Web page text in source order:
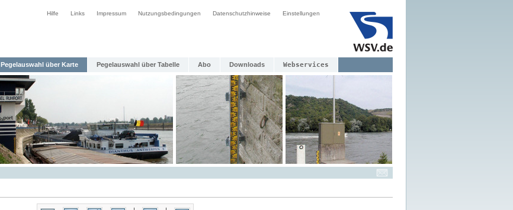
Hilfe Links Impressum Nutzungsbedingungen Datenschutzhinweise Einstellungen
Pegelauswahl über Karte Pegelauswahl über Tabelle Abo Downloads Webservices